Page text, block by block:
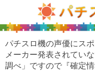
パチスロ機の声優にス
メーカー発表されてい
調べ」ですので『確定